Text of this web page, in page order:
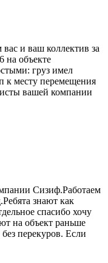
и ваш коллектив за
на объекте
груз имел
к месту перемещения
вашей компании
Сизиф.Работаем
знают как
спасибо хочу
на объект раньше
перекуров. Если